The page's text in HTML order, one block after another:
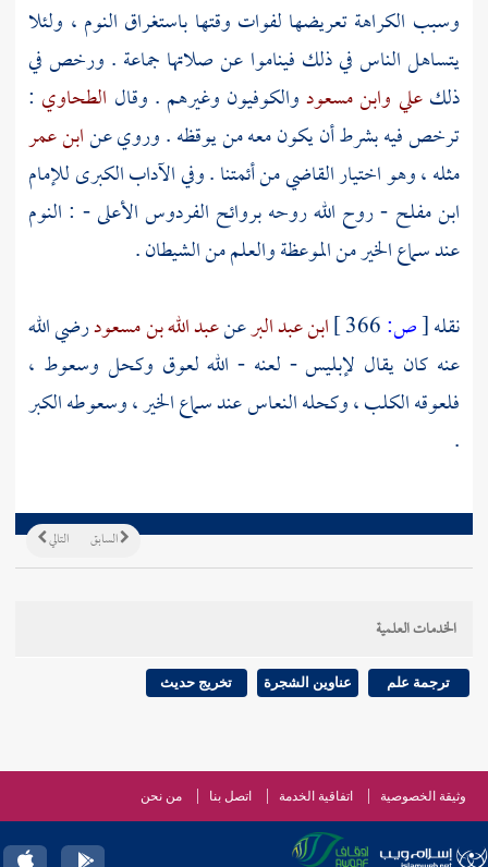
وسبب الكراهة تعريضها لفوات وقتها باستغراق النوم ، ولئلا
يتساهل الناس في ذلك فيناموا عن صلاتها جماعة . ورخص في
ذلكعلي وابن مسعودوالكوفيون وغيرهم . وقال الطحاوي :
ترخص فيه بشرط أن يكون معه من يوقظه . وروي عنابن عمر
مثله ، وهو اختيار القاضي من أئمتنا . وفي الآداب الكبرى للإمام
ابن مفلح - روح الله روحه بروائح الفردوس الأعلى - : النوم
عند سماع الخير من الموعظة والعلم من الشيطان .
نقله[ص: ابن عبد البرعنعبد الله بن مسعودرضي الله
عنه كان يقال لإبليس - لعنه - الله لعوق وكحل وسعوط ،
فلعوقه الكلب ، وكحله النعاس عند سماع الخير ، وسعوطه الكبر
.
التالي السابق
الخدمات العلمية
ترجمة علم عناوين الشجرة تخريج حديث
وثيقة الخصوصية اتفاقية الخدمة اتصل بنا من نحن